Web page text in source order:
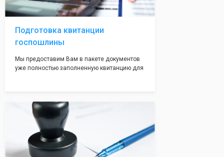
волноваться на этот счет, ведь у нас все
адреса не массовые и очень надежные!
Подготовка квитанции
госпошлины
Мы предоставим Вам в пакете документов
уже полностью заполненную квитанцию для
посредственно в налоговой инспекции при
подаче документов на регистрацию.